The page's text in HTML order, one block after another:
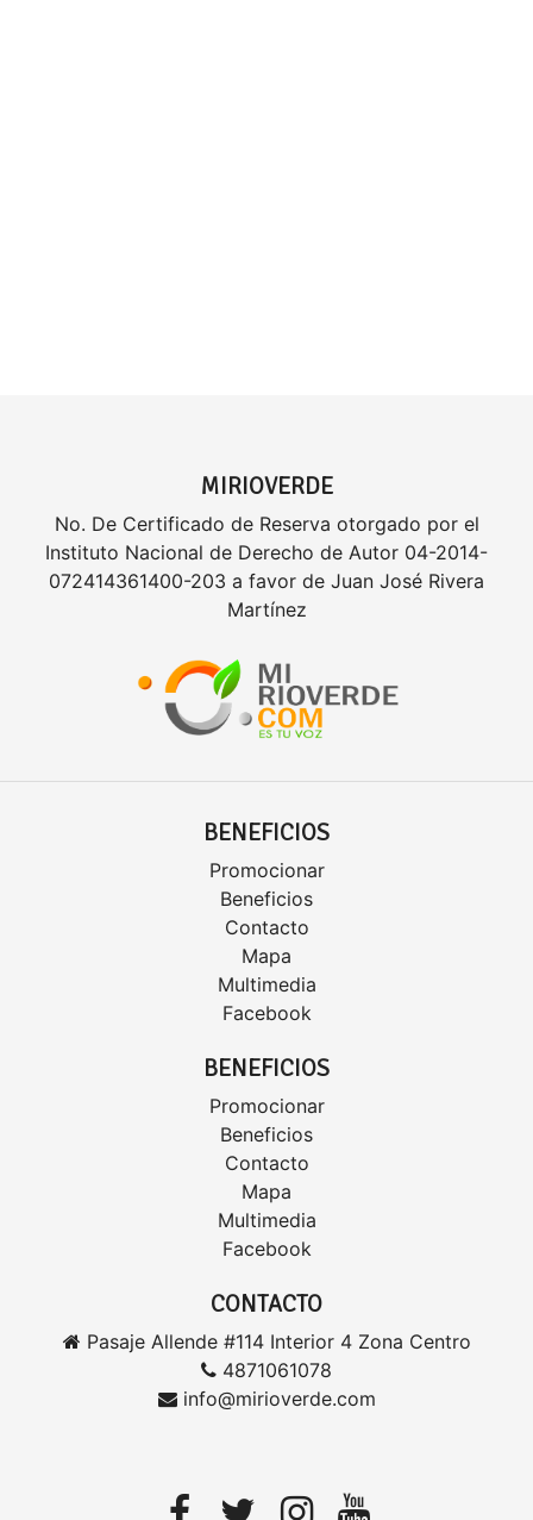
MIRIOVERDE
No. De Certificado de Reserva otorgado por el
Instituto Nacional de Derecho de Autor 04-2014-
072414361400-203 a favor de Juan José Rivera
Martínez
BENEFICIOS
Promocionar
Beneficios
Contacto
Mapa
Multimedia
Facebook
BENEFICIOS
Promocionar
Beneficios
Contacto
Mapa
Multimedia
Facebook
CONTACTO
Pasaje Allende #114 Interior 4 Zona Centro
4871061078
info@mirioverde.com